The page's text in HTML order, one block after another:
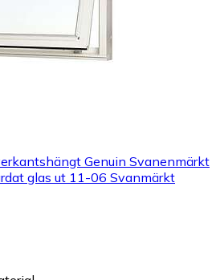
Genuin Svanenmärkt
glas ut 11-06 Svanmärkt